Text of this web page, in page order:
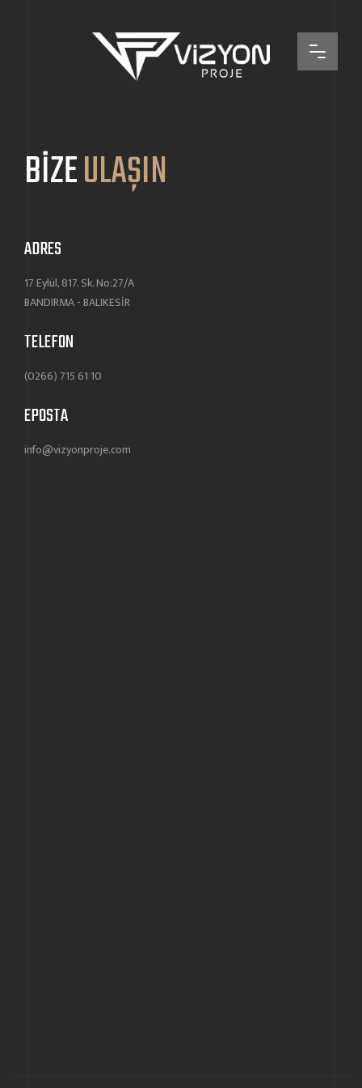
BİZEULAŞIN
ADRES
17 Eylül, 817. Sk. No:27/A
BANDIRMA - BALIKESİR
TELEFON
(0266) 715 61 10
EPOSTA
info@vizyonproje.com